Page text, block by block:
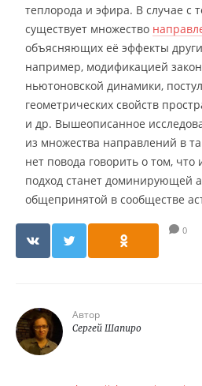
теплорода и эфира. В случае с
существует множество
объясняющих её эффекты
например, модификацией
ньютоновской динамики,
геометрических свойств
и др. Вышеописанное
из множества направлений в
нет повода говорить о том,
подход станет доминирующей
общепринятой в сообществе
0
Автор
Сергей Шапиро